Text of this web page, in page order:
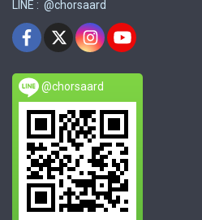
LINE : @chorsaard
@chorsaard